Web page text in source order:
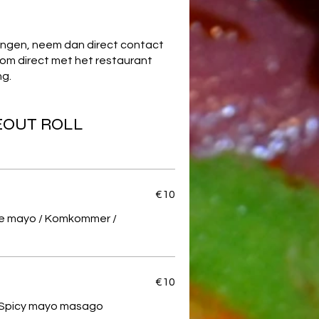
neem dan direct contact
direct met het restaurant
ROLL
mayo / Komkommer /
€10
mayo masago
€10